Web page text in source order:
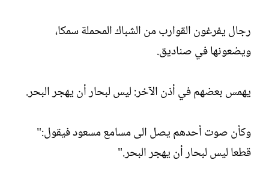
رجال يفرغون القوارب من الشباك المحملة سمكا،
ويضعونها في صناديق.
يهمس بعضهم في أذن الآخر: ليس لبحار أن يهجر البحر.
وكأن صوت أحدهم يصل الى مسامع مسعود فيقول:"
قطعا ليس لبحار أن يهجر البحر."